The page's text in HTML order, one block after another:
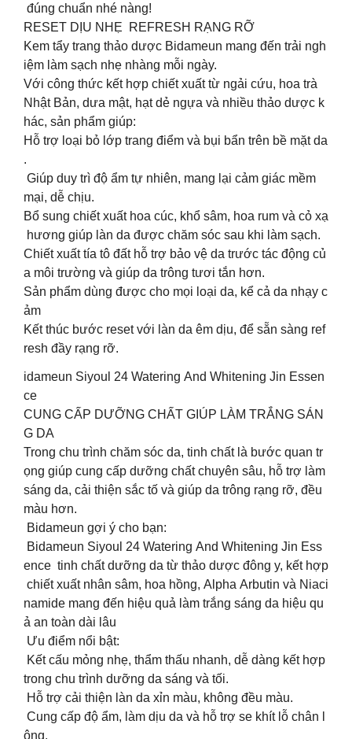
đúng chuẩn nhé nàng!
RESET DỊU NHẸ REFRESH RẠNG RỠ
Kem tẩy trang thảo dược Bidameun mang đến trải ngh
iệm làm sạch nhẹ nhàng mỗi ngày.
Với công thức kết hợp chiết xuất từ ngải cứu, hoa trà
Nhật Bản, dưa mật, hạt dẻ ngựa và nhiều thảo dược k
hác, sản phẩm giúp:
Hỗ trợ loại bỏ lớp trang điểm và bụi bẩn trên bề mặt da
.
Giúp duy trì độ ẩm tự nhiên, mang lại cảm giác mềm
mại, dễ chịu.
Bổ sung chiết xuất hoa cúc, khổ sâm, hoa rum và cỏ xạ
hương giúp làn da được chăm sóc sau khi làm sạch.
Chiết xuất tía tô đất hỗ trợ bảo vệ da trước tác động củ
a môi trường và giúp da trông tươi tắn hơn.
Sản phẩm dùng được cho mọi loại da, kể cả da nhạy c
ảm
Kết thúc bước reset với làn da êm dịu, để sẵn sàng ref
resh đầy rạng rỡ.
idameun Siyoul 24 Watering And Whitening Jin Essen
ce
CUNG CẤP DƯỠNG CHẤT GIÚP LÀM TRẮNG SÁN
G DA
Trong chu trình chăm sóc da, tinh chất là bước quan tr
ọng giúp cung cấp dưỡng chất chuyên sâu, hỗ trợ làm
sáng da, cải thiện sắc tố và giúp da trông rạng rỡ, đều
màu hơn.
Bidameun gợi ý cho bạn:
Bidameun Siyoul 24 Watering And Whitening Jin Ess
ence tinh chất dưỡng da từ thảo dược đông y, kết hợp
chiết xuất nhân sâm, hoa hồng, Alpha Arbutin và Niaci
namide mang đến hiệu quả làm trắng sáng da hiệu qu
ả an toàn dài lâu
Ưu điểm nổi bật:
Kết cấu mỏng nhẹ, thẩm thấu nhanh, dễ dàng kết hợp
trong chu trình dưỡng da sáng và tối.
Hỗ trợ cải thiện làn da xỉn màu, không đều màu.
Cung cấp độ ẩm, làm dịu da và hỗ trợ se khít lỗ chân l
ông.